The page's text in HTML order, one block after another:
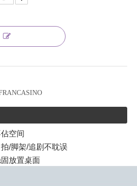
空间
/脚架/追剧不耽误
放置桌面